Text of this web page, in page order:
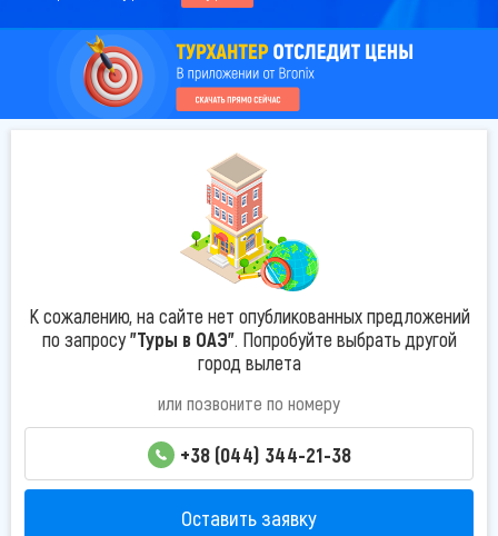
К сожалению, на сайте нет опубликованных предложений
по запросу"Туры в ОАЭ". Попробуйте выбрать другой
город вылета
или позвоните по номеру
+38 (044) 344-21-38
Оставить заявку